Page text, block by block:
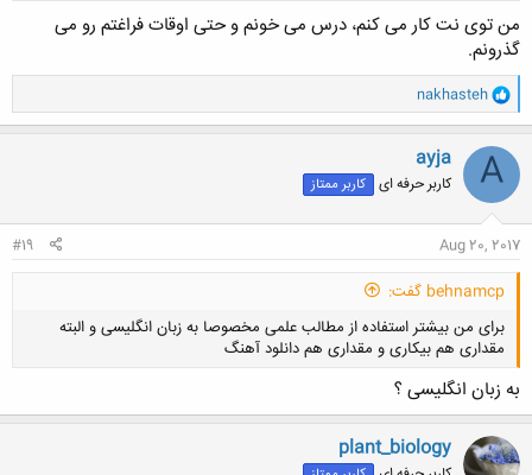
من توی نت کار می کنم، درس می خونم و حتی اوقات فراغتم رو می
گذرونم.
و
ا
ک
ن
ش
ه
ا
nakhasteh
A
ayja
کاربر حرفه ای کاربر ممتاز
Aug 20, 2017
#19
behnamcp گفت:
برای من بیشتر استفاده از مطالب علمی مخصوصا به زبان انگلیسی و البته
مقداری هم بیکاری و مقداری هم دانلود آهنگ
به زبان انگلیسی ؟
plant_biology